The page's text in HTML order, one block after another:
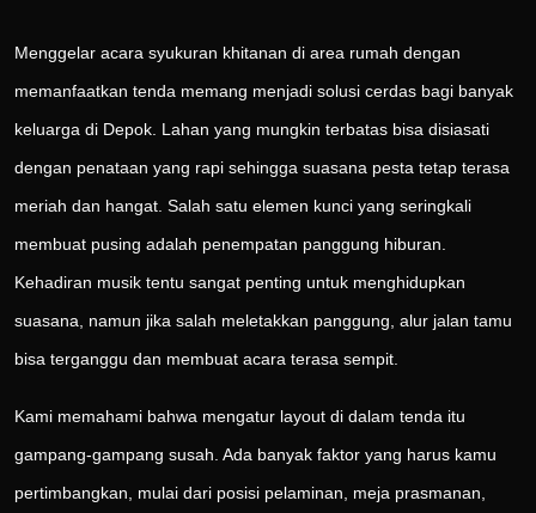
Menggelar acara syukuran khitanan di area rumah dengan
memanfaatkan tenda memang menjadi solusi cerdas bagi banyak
keluarga di Depok. Lahan yang mungkin terbatas bisa disiasati
dengan penataan yang rapi sehingga suasana pesta tetap terasa
meriah dan hangat. Salah satu elemen kunci yang seringkali
membuat pusing adalah penempatan panggung hiburan.
Kehadiran musik tentu sangat penting untuk menghidupkan
suasana, namun jika salah meletakkan panggung, alur jalan tamu
bisa terganggu dan membuat acara terasa sempit.
Kami memahami bahwa mengatur layout di dalam tenda itu
gampang-gampang susah. Ada banyak faktor yang harus kamu
pertimbangkan, mulai dari posisi pelaminan, meja prasmanan,